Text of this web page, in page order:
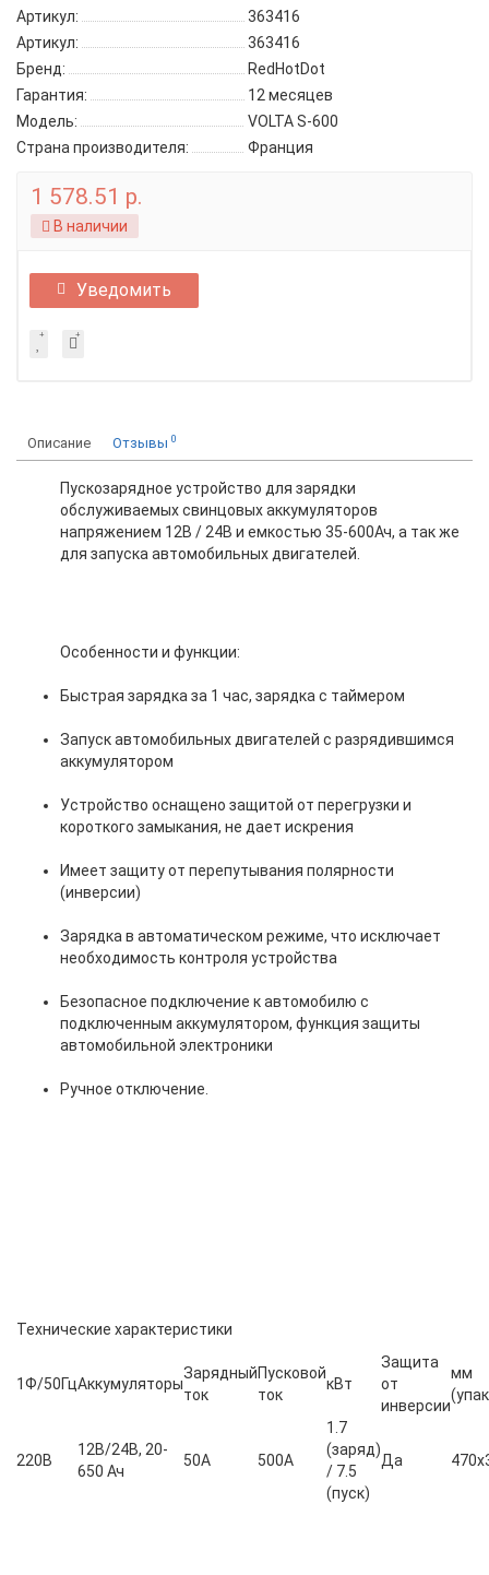
Артикул:
363416
Артикул:
363416
Бренд:
RedHotDot
Гарантия:
12 месяцев
Модель:
VOLTA S-600
Страна производителя:
Франция
1 578.51 р.
В наличии
Уведомить
Описание Отзывы 0
Пускозарядное устройство для зарядки
обслуживаемых свинцовых аккумуляторов
напряжением 12В / 24В и емкостью 35-600Ач, а так же
для запуска автомобильных двигателей.
Особенности и функции:
Быстрая зарядка за 1 час, зарядка с таймером
Запуск автомобильных двигателей с разрядившимся
аккумулятором
Устройство оснащено защитой от перегрузки и
короткого замыкания, не дает искрения
Имеет защиту от перепутывания полярности
(инверсии)
Зарядка в автоматическом режиме, что исключает
необходимость контроля устройства
Безопасное подключение к автомобилю с
подключенным аккумулятором, функция защиты
автомобильной электроники
Ручное отключение.
Технические характеристики
1Ф/50ГцАккумуляторы
Зарядный
ток
Пусковой
ток
кВт
Защита
от
инверсии
мм
220В
12B/24В, 20-
650 Ач
50A 500А
1.7
(заряд)
/ 7.5
(пуск)
Да